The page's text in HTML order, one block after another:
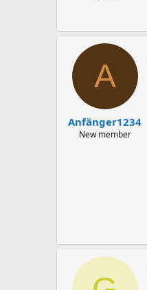
A
Anfänger1234
New member